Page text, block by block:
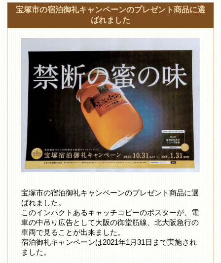
宝塚市の宿泊御礼キャンペーンのプレゼント商品に選
ばれました
宝塚市の宿泊御礼キャンペーンのプレゼント商品に選
ばれました。
このインパクトあるキャッチコピーのポスターが、電
車の中吊り広告として大阪の御堂筋線、北大阪急行の
車両で見ることが出来ました。
宿泊御礼キャンペーンは2021年1月31日まで実施され
ました。